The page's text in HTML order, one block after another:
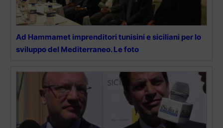
Ad Hammamet imprenditori tunisini e siciliani per lo
sviluppo del Mediterraneo. Le foto